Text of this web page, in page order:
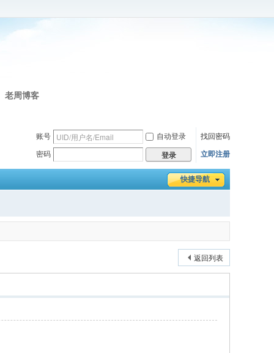
老周博客
账号 自动登录
找回密码
密码
登录 立即注册
快捷导航
返回列表